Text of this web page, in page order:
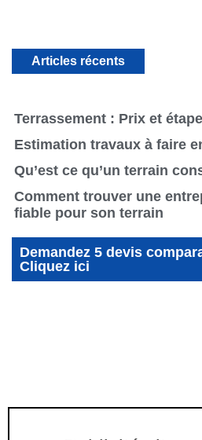
Articles récents
Terrassement : Prix et
Estimation travaux à faire
Qu’est ce qu’un terrain
Comment trouver une
fiable pour son terrain
Demandez 5 devis
Cliquez ici